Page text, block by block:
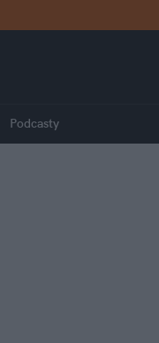
Podcasty